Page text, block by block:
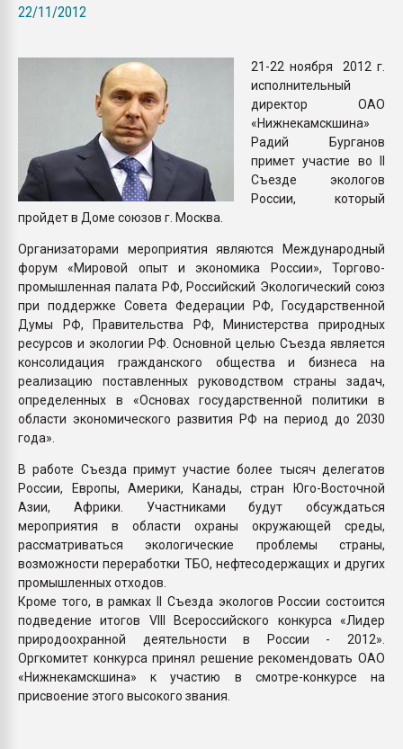
22/11/2012
21-22 ноября 2012 г.
исполнительный
директор ОАО
«Нижнекамскшина»
Радий Бурганов
примет участие во II
Съезде экологов
России, который
пройдет в Доме союзов г. Москва.
Организаторами мероприятия являются Международный
форум «Мировой опыт и экономика России», Торгово-
промышленная палата РФ, Российский Экологический союз
при поддержке Совета Федерации РФ, Государственной
Думы РФ, Правительства РФ, Министерства природных
ресурсов и экологии РФ. Основной целью Съезда является
консолидация гражданского общества и бизнеса на
реализацию поставленных руководством страны задач,
определенных в «Основах государственной политики в
области экономического развития РФ на период до 2030
года».
В работе Съезда примут участие более тысяч делегатов
России, Европы, Америки, Канады, стран Юго-Восточной
Азии, Африки. Участниками будут обсуждаться
мероприятия в области охраны окружающей среды,
рассматриваться экологические проблемы страны,
возможности переработки ТБО, нефтесодержащих и других
промышленных отходов.
Кроме того, в рамках II Съезда экологов России состоится
подведение итогов VIII Всероссийского конкурса «Лидер
природоохранной деятельности в России - 2012».
Оргкомитет конкурса принял решение рекомендовать ОАО
«Нижнекамскшина» к участию в смотре-конкурсе на
присвоение этого высокого звания.